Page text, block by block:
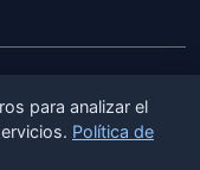
para analizar el
Política de